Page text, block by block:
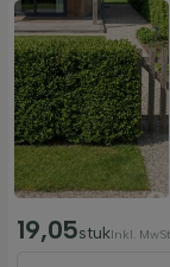
19,05stukInkl.